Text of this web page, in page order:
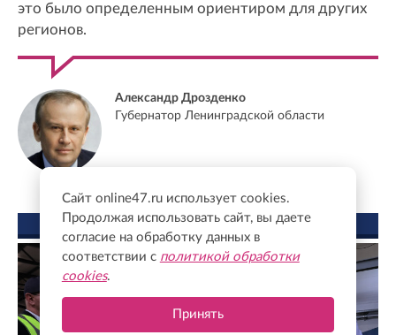
это было определенным ориентиром для других
регионов.
Александр Дрозденко
Губернатор Ленинградской области
ФОТО ДНЯ
Сайт online47.ru использует cookies.
Продолжая использовать сайт, вы даете
согласие на обработку данных в
соответствии с политикой обработки
cookies.
Принять